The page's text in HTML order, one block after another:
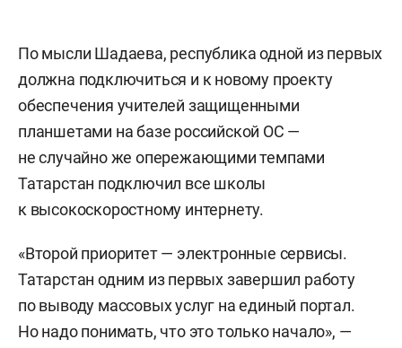
По мысли Шадаева, республика одной из первых
должна подключиться и к новому проекту
обеспечения учителей защищенными
планшетами на базе российской ОС —
не случайно же опережающими темпами
Татарстан подключил все школы
к высокоскоростному интернету.
«Второй приоритет — электронные сервисы.
Татарстан одним из первых завершил работу
по выводу массовых услуг на единый портал.
Но надо понимать, что это только начало», —